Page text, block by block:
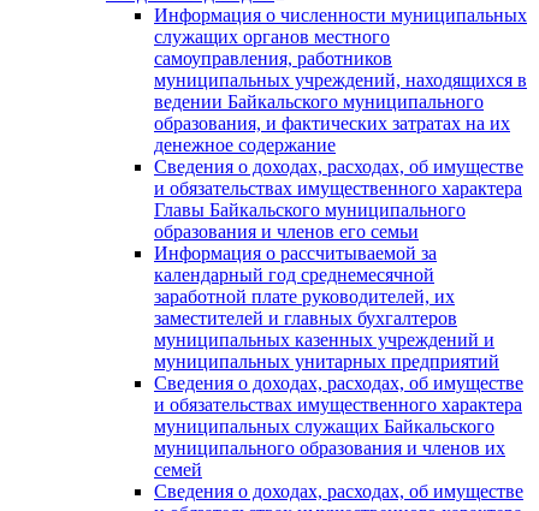
Информация о численности муниципальных
служащих органов местного
самоуправления, работников
муниципальных учреждений, находящихся в
ведении Байкальского муниципального
образования, и фактических затратах на их
денежное содержание
Сведения о доходах, расходах, об имуществе
и обязательствах имущественного характера
Главы Байкальского муниципального
образования и членов его семьи
Информация о рассчитываемой за
календарный год среднемесячной
заработной плате руководителей, их
заместителей и главных бухгалтеров
муниципальных казенных учреждений и
муниципальных унитарных предприятий
Сведения о доходах, расходах, об имуществе
и обязательствах имущественного характера
муниципальных служащих Байкальского
муниципального образования и членов их
семей
Сведения о доходах, расходах, об имуществе